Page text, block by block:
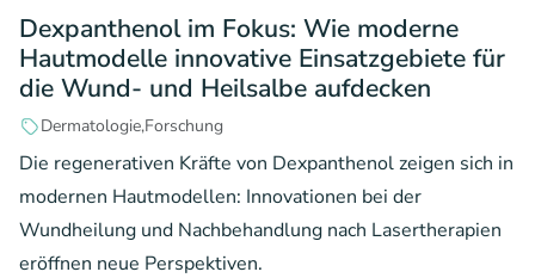
Dexpanthenol im Fokus: Wie moderne
Hautmodelle innovative Einsatzgebiete für
die Wund- und Heilsalbe aufdecken
DermatologieForschung
Die regenerativen Kräfte von Dexpanthenol zeigen sich in
modernen Hautmodellen: Innovationen bei der
Wundheilung und Nachbehandlung nach Lasertherapien
eröffnen neue Perspektiven.